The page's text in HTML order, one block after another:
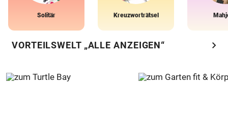
Solitär Kreuzworträtsel
VORTEILSWELT „ALLE ANZEIGEN“ chevron_right